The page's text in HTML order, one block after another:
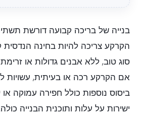
בנייה של בריכה קבועה דורשת
הקרקע צריכה להיות בחינה
סוג טוב, ללא אבנים גדולות או
אם הקרקע רכה או בעיתית, עשויות
ביסוס נוספות כולל חפירה עמוקה או
ישירות על עלות ותוכנית הבנייה כולה.